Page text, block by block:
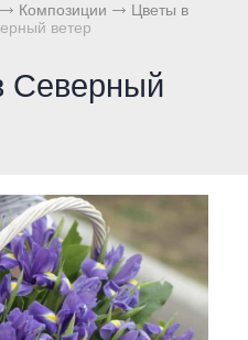
Композиции
Цветы в
ветер
Северный